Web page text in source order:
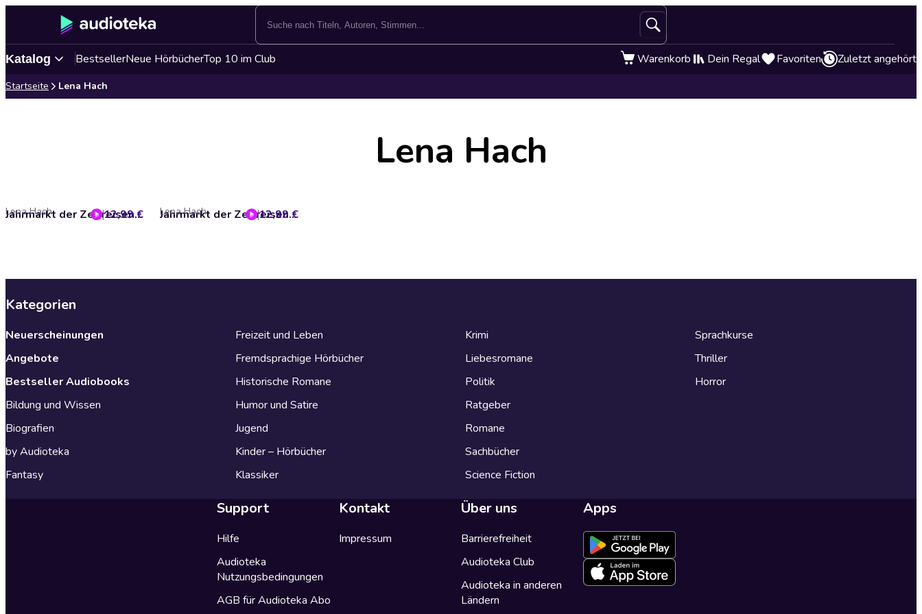
Katalog BestsellerNeue HörbücherTop 10 im Club Warenkorb Dein Regal Favoriten Zuletzt angehört
Startseite Lena Hach
Lena Hach
Jahrmarkt der Zeitreisenden - Der verlorene Schlüssel
Lena Hach 12,99 € Jahrmarkt der Zeitreisenden - Der gestohlene Kristall
Lena Hach 12,99 €
Kategorien
Neuerscheinungen
Angebote
Bestseller Audiobooks
Bildung und Wissen
Biografien
by Audioteka
Fantasy
Freizeit und Leben
Fremdsprachige Hörbücher
Historische Romane
Humor und Satire
Jugend
Kinder – Hörbücher
Klassiker
Krimi
Liebesromane
Politik
Ratgeber
Romane
Sachbücher
Science Fiction
Sprachkurse
Thriller
Horror
Support
Hilfe
Audioteka
Nutzungsbedingungen
AGB für Audioteka Abo
Kontakt
Impressum
Über uns
Barrierefreiheit
Audioteka Club
Audioteka in anderen
Ländern
Apps